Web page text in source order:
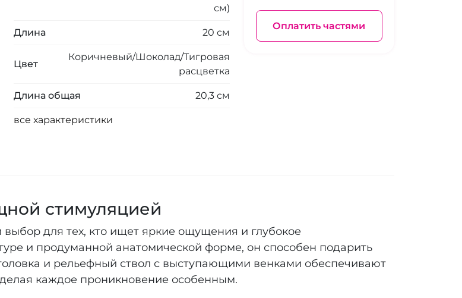
см)
Длина 20 см
Цвет
Коричневый/Шоколад/Тигровая
расцветка
Длина общая 20,3 см
все характеристики
Оплатить частями
стимуляцией
для тех, кто ищет яркие ощущения и глубокое
и продуманной анатомической форме, он способен подарить
и рельефный ствол с выступающими венками обеспечивают
каждое проникновение особенным.